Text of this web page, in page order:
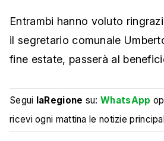
Entrambi hanno voluto
il segretario comunale
fine estate, passerà al
Segui laRegione su:WhatsApp
ricevi ogni mattina le notizie